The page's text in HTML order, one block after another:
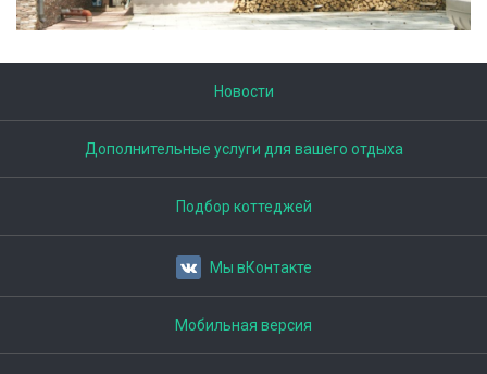
Новости
Дополнительные услуги для вашего отдыха
Подбор коттеджей
Мы вКонтакте
Мобильная версия